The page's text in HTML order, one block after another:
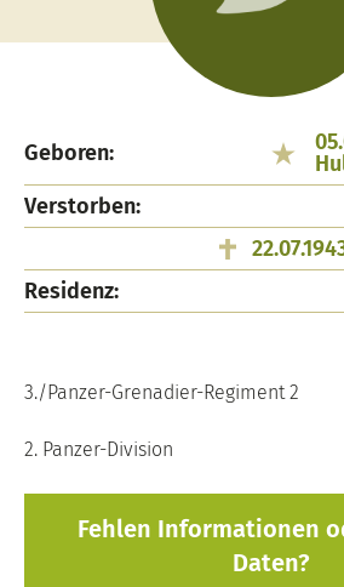
Geboren:
Verstorben:
Residenz:
3./Panzer-Grenadier-Regiment 2
2. Panzer-Division
Fehlen Informationen
Daten?